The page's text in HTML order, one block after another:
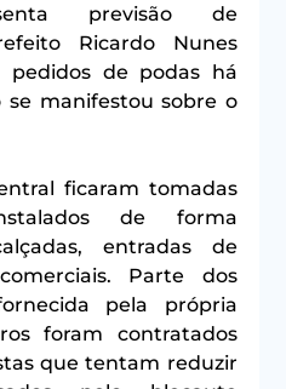
previsão de
Ricardo Nunes
pedidos de podas há
se manifestou sobre o
ficaram tomadas
de forma
entradas de
Parte dos
pela própria
foram contratados
que tentam reduzir